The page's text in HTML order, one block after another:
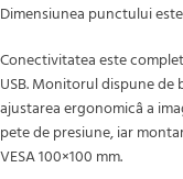
Dimensiunea punctului
Conectivitatea este
USB. Monitorul dispune
ajustarea ergonomicâ a
pete de presiune, iar
VESA 100×100 mm.